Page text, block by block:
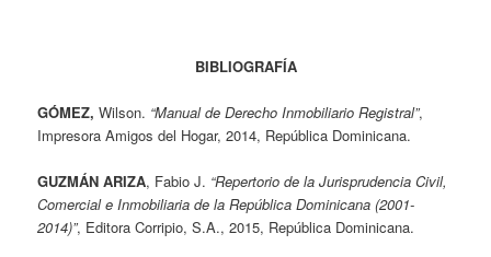
BIBLIOGRAFÍA
GÓMEZ,Wilson. “Manual de Derecho Inmobiliario Registral”,
Impresora Amigos del Hogar, 2014, República Dominicana.
GUZMÁN ARIZA, Fabio J. “Repertorio de la Jurisprudencia Civil,
Comercial e Inmobiliaria de la República Dominicana (2001-
2014)”, Editora Corripio, S.A., 2015, República Dominicana.